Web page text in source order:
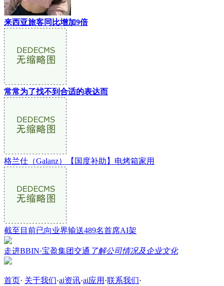
来西亚旅客同比增加9倍
常常为了找不到合适的表达而
格兰仕（Galanz）【国度补助】电烤箱家用
截至目前已向业界输送489名首席AI架
走进BBIN·宝盈集团交通 了解公司情况及企业文化
首页· 关于我们·ai资讯·ai应用 ·联系我们·